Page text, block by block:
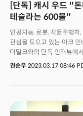
[단독] 캐시 우드 "
테슬라는 600불"
인공지능, 로봇, 자율주행
관심을 모으고 있는 아크
더밀크와의 단독 인터뷰에
투자자들이 혁신을 잘 이해
"한국은 혁신(Innovation)
EV 배터리 업계의 혁신을
권순우 2023.03.17 08:46